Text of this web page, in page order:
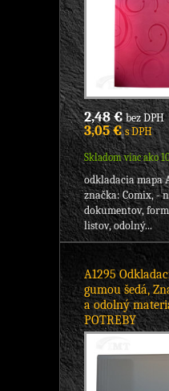
2,48 €bez DPH
3,05 €s DPH
Skladom viac ako
odkladacia mapa
značka: Comix, -
dokumentov,
listov, odolný...
A1295
gumou šedá,
a odolný
POTREBY